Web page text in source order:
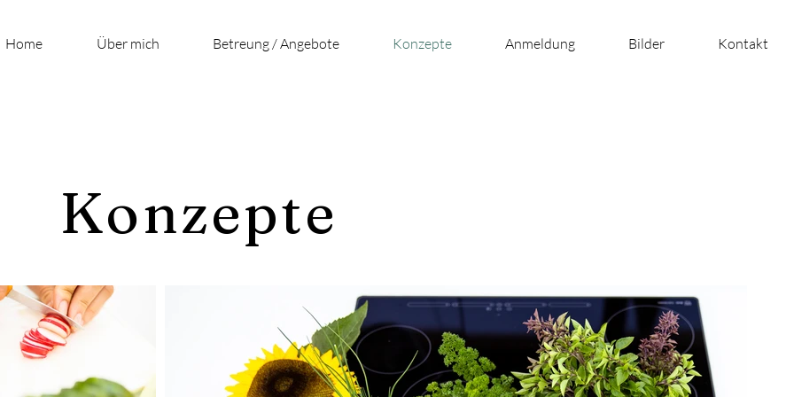
Home Über mich Betreung / Angebote Konzepte Anmeldung Bilder Kontakt
Konzepte